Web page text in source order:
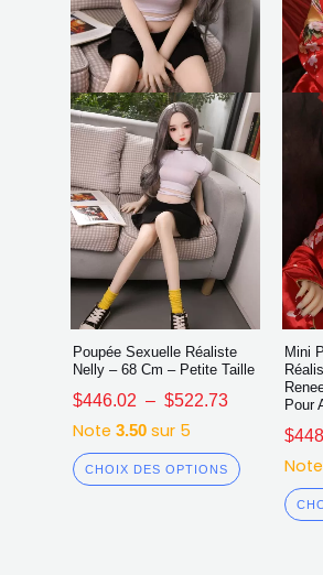
Poupée Sexuelle Réaliste
Nelly – 68 Cm – Petite Taille
$446.02 – $522.73
Note 3.50sur 5
CHOIX DES OPTIONS
options
peuvent
être
choisies
sur
la
page
du
produit
Mini
Pour
$
Note